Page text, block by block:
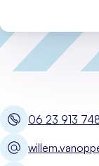
06 23 913